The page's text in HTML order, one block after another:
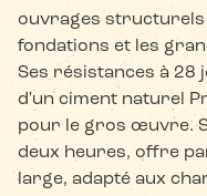
ouvrages structurels
fondations et les
Ses résistances à 28
d'un ciment naturel
pour le gros œuvre.
deux heures, offre
large, adapté aux